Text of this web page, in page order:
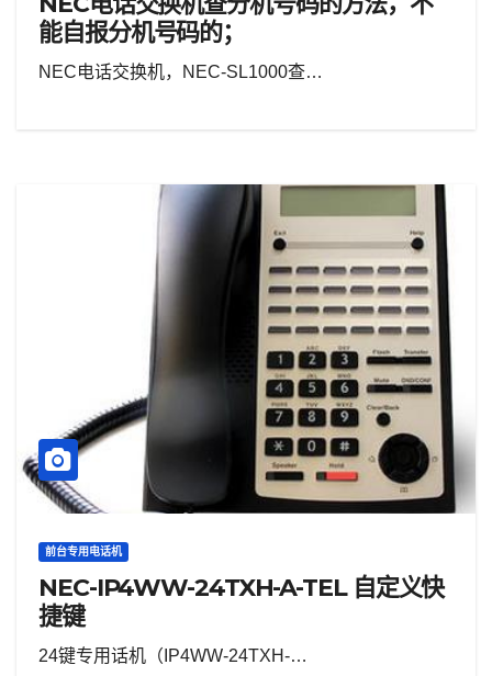
能自报分机号码的；
NEC电话交换机，NEC-SL1000查…
前台专用电话机
NEC-IP4WW-24TXH-A-TEL 自定义快
捷键
24键专用话机（IP4WW-24TXH-…